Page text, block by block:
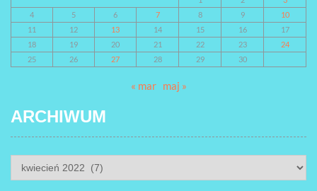
4
5 6 7 8 9
10
11
12 13 14 15 16
17
18
19 20 21 22 23
24
25
26 27 28 29 30
« mar maj »
ARCHIWUM
ARCHIWUM